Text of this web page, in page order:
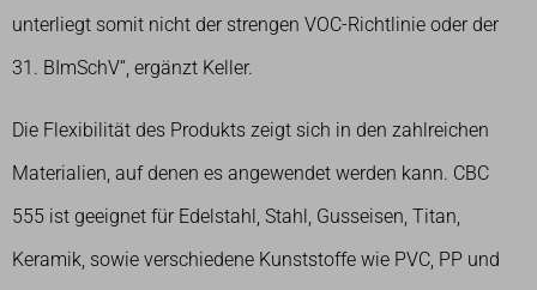
unterliegt somit nicht der strengen VOC-Richtlinie oder der
31. BImSchV“, ergänzt Keller.
Die Flexibilität des Produkts zeigt sich in den zahlreichen
Materialien, auf denen es angewendet werden kann. CBC
555 ist geeignet für Edelstahl, Stahl, Gusseisen, Titan,
Keramik, sowie verschiedene Kunststoffe wie PVC, PP und